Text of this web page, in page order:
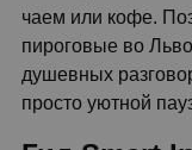
чаем или кофе.
пироговые во
душевных
просто уютной